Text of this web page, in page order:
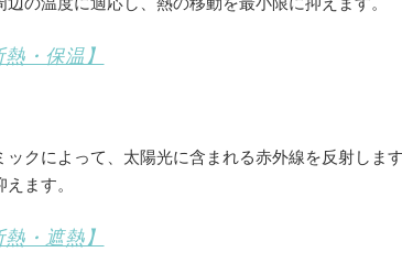
・保温】
ックによって、太陽光に含まれる赤外線を反射しま
ます。
・遮熱】